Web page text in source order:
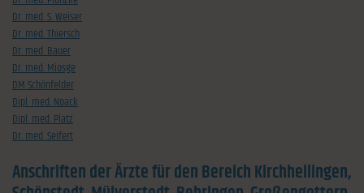
Dr. med. S. Weiser
Dr. med. Thiersch
Dr. med. Bauer
Dr. med. Miosge
DM Schönfelder
Dipl. med. Noack
Dipl. med. Platz
Dr. med. Seifert
Anschriften der Ärzte für den Bereich Kirchheilingen,